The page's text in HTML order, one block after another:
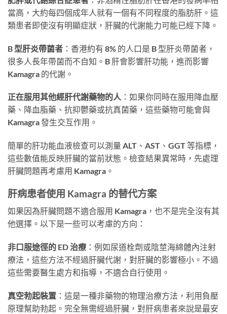
當高，大約每四個成年人就有一個有不同程度的脂肪肝。這
類患者即使沒有明顯症狀，肝臟的代謝能力可能已經下降。
B 型肝炎帶菌者 ：香港約有 8% 的人口是 B 型肝炎帶菌者，
很多人長年帶菌而不自知。B 肝會影響肝功能，進而影響
Kamagra 的代謝。
正在服用其他經肝代謝藥物的人 ：如果你同時在服用降血壓
藥、降血脂藥、抗抑鬱藥或抗真菌藥，這些藥物可能會與
Kamagra 發生交互作用。
簡單的肝功能血液檢查可以測量 ALT、AST、GGT 等指標，
這些數值能反映肝臟的當前狀態。檢查結果異常時，先處理
肝臟問題再考慮用 Kamagra。
肝病患者使用 Kamagra 的替代方案
如果因為肝臟問題不適合服用 Kamagra，也不是完全沒有其
他選擇。以下是一些可以考慮的方向：
非口服途徑的 ED 治療 ：例如尿道栓劑或陰莖海綿體內注射
療法，這些方法不經過肝臟代謝，對肝臟的影響極小。不過
這些需要醫生處方和指導，不適合自行使用。
真空勃起裝置 ：這是一種非藥物的物理治療方法，利用負壓
原理幫助勃起。完全無需經過肝臟，對肝病患者來說是最安